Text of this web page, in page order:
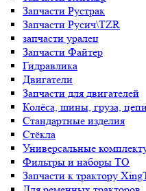
Запчасти Рустрак
Запчасти Русич\TZR
запчасти уралец
Запчасти Файтер
Гидравлика
Двигатели
Запчасти для двигателей
Колёса, шины, груза,
Стандартные изделия
Стёкла
Универсальные
Фильтры и наборы ТО
Запчасти к трактору